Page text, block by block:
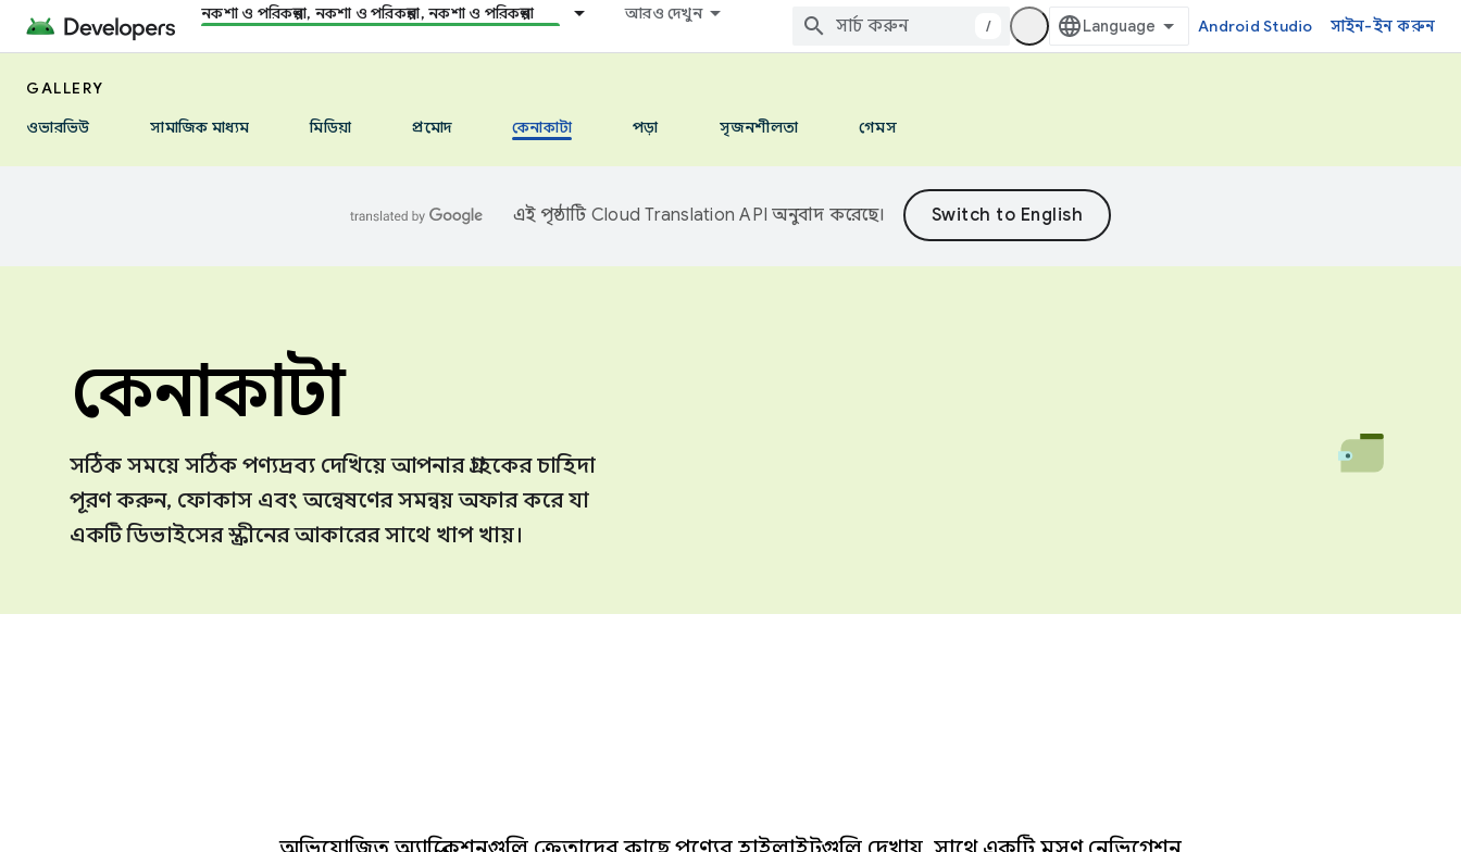
নকশা ও পরিকল্পনা, নকশা ও পরিকল্পনা, নকশা ও পরিকল্পনা আরও দেখুন
/ Android Studio সাইন-ইন করুন
GALLERY
ওভারভিউ
সামাজিক মাধ্যম মিডিয়া প্রমোদ কেনাকাটা পড়া সৃজনশীলতা গেমস
এই পৃষ্ঠাটি Cloud Translation API অনুবাদ করেছে।
কেনাকাটা
সঠিক সময়ে সঠিক পণ্যদ্রব্য দেখিয়ে আপনার গ্রাহকের চাহিদা
পূরণ করুন, ফোকাস এবং অন্বেষণের সমন্বয় অফার করে যা
একটি ডিভাইসের স্ক্রীনের আকারের সাথে খাপ খায়।